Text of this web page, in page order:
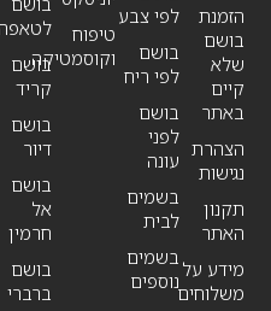
הזמנת
בושם
שלא
קיים
באתר
הצהרת
נגישות
תקנון
האתר
מידע על
משלוחים
טיפוח
וקוסמטיקה
לפי צבע
בושם
לפי ריח
בושם
לפני
עונה
בשמים
לבית
בשמים
נוספים
לטאפה
בושם
קריד
בושם
דיור
בושם
אל
חרמין
בושם
ברברי